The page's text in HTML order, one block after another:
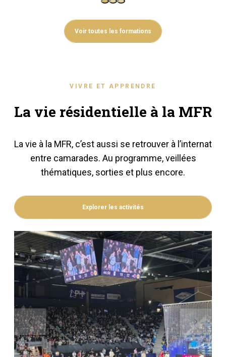
Voir toutes les formations
VIVRE ET APPRENDRE
La vie résidentielle à la MFR
La vie à la MFR, c’est aussi se retrouver à l’internat
entre camarades. Au programme, veillées
thématiques, sorties et plus encore.
Explorer les activités